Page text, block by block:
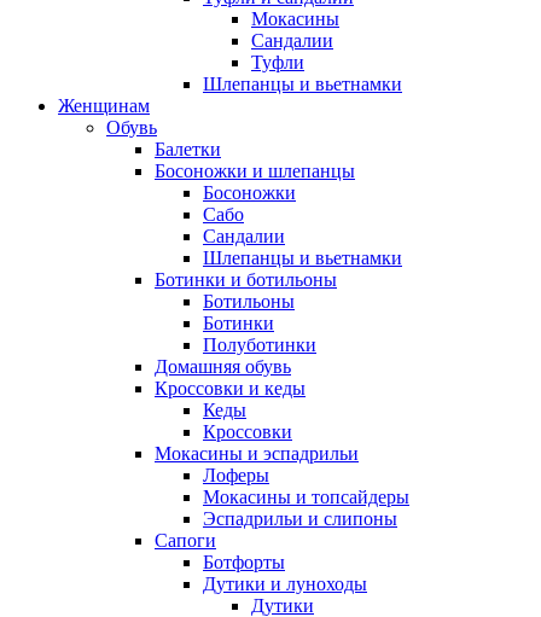
Мокасины
Сандалии
Туфли
Шлепанцы и вьетнамки
Женщинам
Обувь
Балетки
Босоножки и шлепанцы
Босоножки
Сабо
Сандалии
Шлепанцы и вьетнамки
Ботинки и ботильоны
Ботильоны
Ботинки
Полуботинки
Домашняя обувь
Кроссовки и кеды
Кеды
Кроссовки
Мокасины и эспадрильи
Лоферы
Мокасины и топсайдеры
Эспадрильи и слипоны
Сапоги
Ботфорты
Дутики и луноходы
Дутики